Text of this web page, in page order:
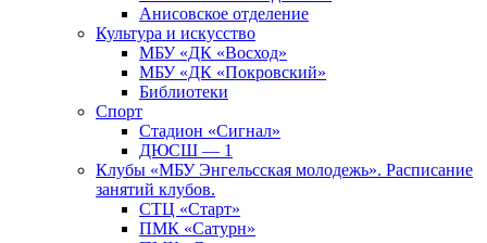
Анисовское отделение
Культура и искусство
МБУ «ДК «Восход»
МБУ «ДК «Покровский»
Библиотеки
Спорт
Стадион «Сигнал»
ДЮСШ — 1
Клубы «МБУ Энгельсская молодежь». Расписание
занятий клубов.
СТЦ «Старт»
ПМК «Сатурн»